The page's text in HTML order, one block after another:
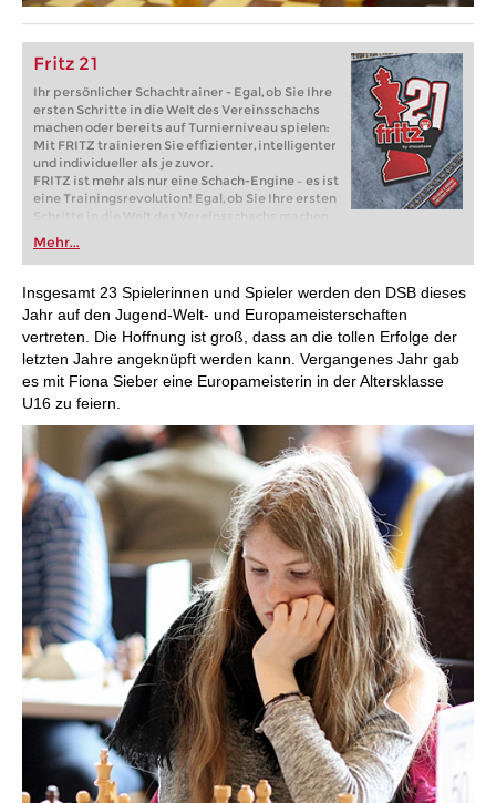
Fritz 21
Ihr persönlicher Schachtrainer - Egal, ob Sie Ihre
ersten Schritte in die Welt des Vereinsschachs
machen oder bereits auf Turnierniveau spielen:
Mit FRITZ trainieren Sie effizienter, intelligenter
und individueller als je zuvor.
FRITZ ist mehr als nur eine Schach-Engine – es ist
eine Trainingsrevolution! Egal, ob Sie Ihre ersten
Schritte in die Welt des Vereinsschachs machen
oder bereits auf Turnierniveau spielen: Mit
FRITZ trainieren Sie effizienter, intelligenter und
individueller als je zuvor.
Mehr...
Insgesamt 23 Spielerinnen und Spieler werden den DSB dieses
Jahr auf den Jugend-Welt- und Europameisterschaften
vertreten. Die Hoffnung ist groß, dass an die tollen Erfolge der
letzten Jahre angeknüpft werden kann. Vergangenes Jahr gab
es mit Fiona Sieber eine Europameisterin in der Altersklasse
U16 zu feiern.